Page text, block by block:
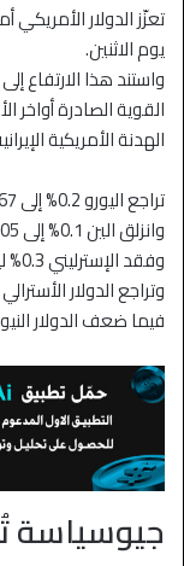
تعزّز الدولار الأمريكي
يوم الاثنين.
واستند هذا الارتفاع
القوية الصادرة
الهدنة الأمريكية
تراجع اليورو 0.2% إلى 1.1767 دولار.
وانزلق الين 0.1% إلى 156.905 مقابل الدولار.
وفقد الإسترليني 0.3% ليبلغ 1.3597 دولار.
وتراجع الدولار الأسترالي
فيما ضعف الدولار النيوزيلندي
جيوسياسة